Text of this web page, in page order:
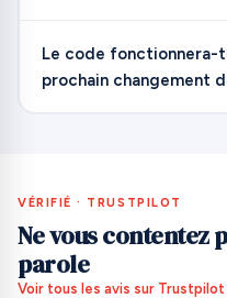
Le code fonctionnera-
prochain changement
VÉRIFIÉ · TRUSTPILOT
Ne vous contentez
parole
Voir tous les avis sur Trustpilot